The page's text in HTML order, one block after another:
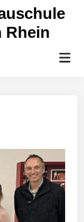
Rhein